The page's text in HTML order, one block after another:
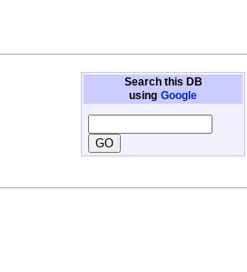
Search this DB
using Google